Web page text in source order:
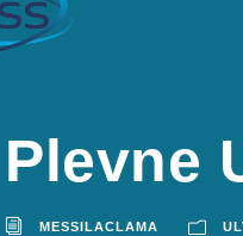
Plevne
MESSILACLAMA